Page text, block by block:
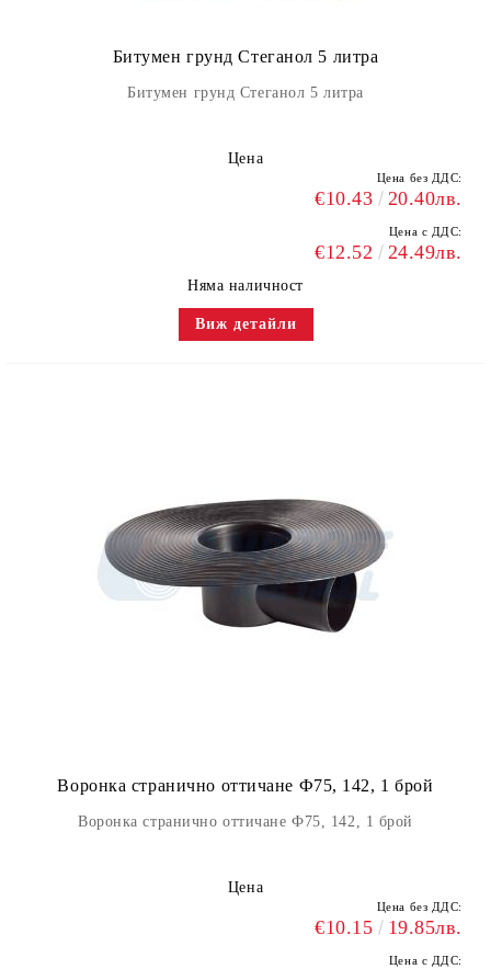
Битумен грунд Стеганол 5 литра
Битумен грунд Стеганол 5 литра
Цена
Цена без ДДС:
€10.43 20.40лв.
Цена с ДДС:
€12.52 24.49лв.
Няма наличност
Виж детайли
Воронка странично оттичане Ф75, 142, 1 брой
Воронка странично оттичане Ф75, 142, 1 брой
Цена
Цена без ДДС:
€10.15 19.85лв.
Цена с ДДС: